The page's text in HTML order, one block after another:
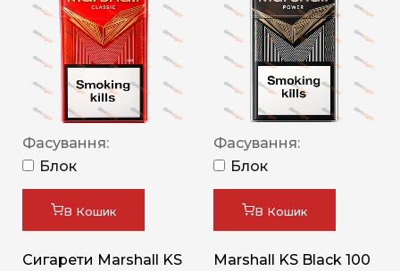
Фасування:
Блок
В Кошик
Сигарети Marshall KS
Фасування:
Блок
В Кошик
Marshall KS Black 100